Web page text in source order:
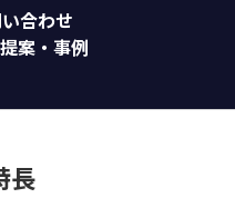
合わせ
案・事例
長